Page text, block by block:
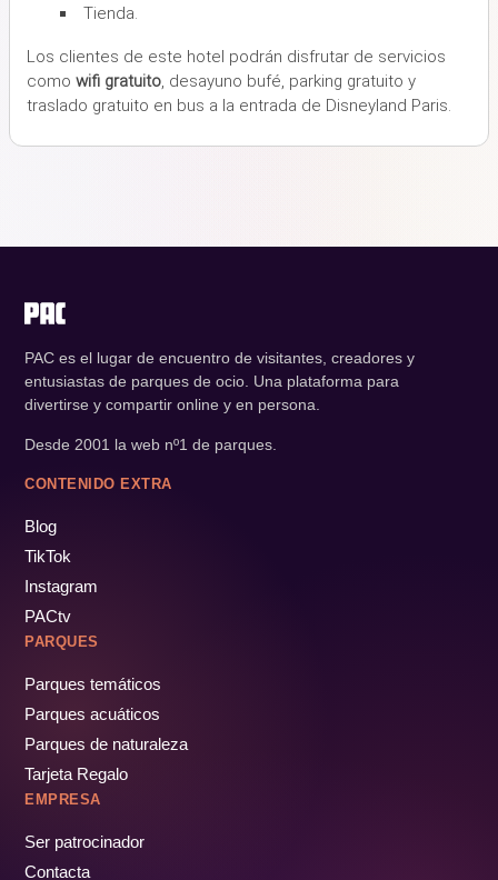
Tienda.
Los clientes de este hotel podrán disfrutar de servicios
como wifi gratuito, desayuno bufé, parking gratuito y
traslado gratuito en bus a la entrada de Disneyland Paris.
PAC es el lugar de encuentro de visitantes, creadores y
entusiastas de parques de ocio. Una plataforma para
divertirse y compartir online y en persona.
Desde 2001 la web nº1 de parques.
CONTENIDO EXTRA
Blog
TikTok
Instagram
PACtv
PARQUES
Parques temáticos
Parques acuáticos
Parques de naturaleza
Tarjeta Regalo
EMPRESA
Ser patrocinador
Contacta